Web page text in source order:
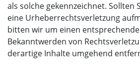
als solche gekennzeichnet. Sollten
eine Urheberrechtsverletzung
bitten wir um einen
Bekanntwerden von
derartige Inhalte umgehend